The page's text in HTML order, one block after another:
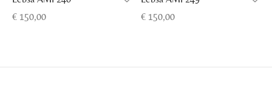
€ 150,00
€150,00